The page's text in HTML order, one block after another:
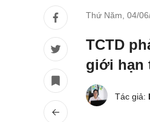
Thứ Năm, 04/
TCTD
giới hạn
Tác giả: